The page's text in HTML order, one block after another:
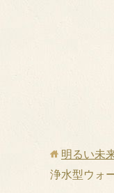
明るい未
浄水型ウォ